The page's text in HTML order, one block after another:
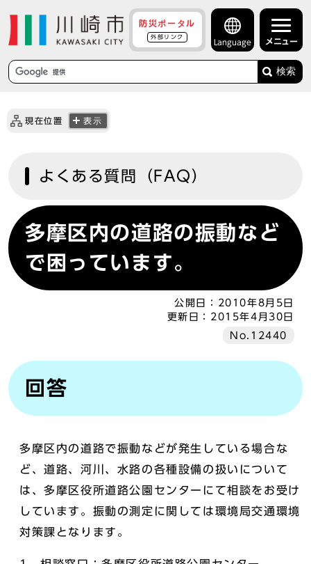
防災ポータル
外部リンク
Language メニュー
検索
現在位置 表示
よくある質問（FAQ）
多摩区内の道路の振動など
で困っています。
公開日：
2010年8月5日
更新日： 2015年4月30日
No.12440
回答
多摩区内の道路で振動などが発生している場合な
ど、道路、河川、水路の各種設備の扱いについて
は、多摩区役所道路公園センターにて相談をお受け
しています。振動の測定に関しては環境局交通環境
対策課となります。